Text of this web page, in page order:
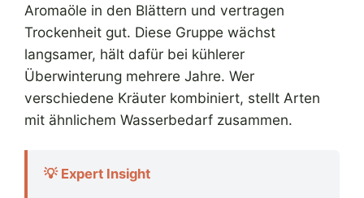
Aromaöle in den Blättern und vertragen
Trockenheit gut. Diese Gruppe wächst
langsamer, hält dafür bei kühlerer
Überwinterung mehrere Jahre. Wer
verschiedene Kräuter kombiniert, stellt Arten
mit ähnlichem Wasserbedarf zusammen.
💡 Expert Insight